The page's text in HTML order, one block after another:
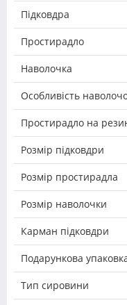
Підковдра
Простирадло
Наволочка
Особливість
Простирадло на
Розмір підковдри
Розмір простирадла
Розмір наволочки
Карман підковдри
Подарункова
Тип сировини